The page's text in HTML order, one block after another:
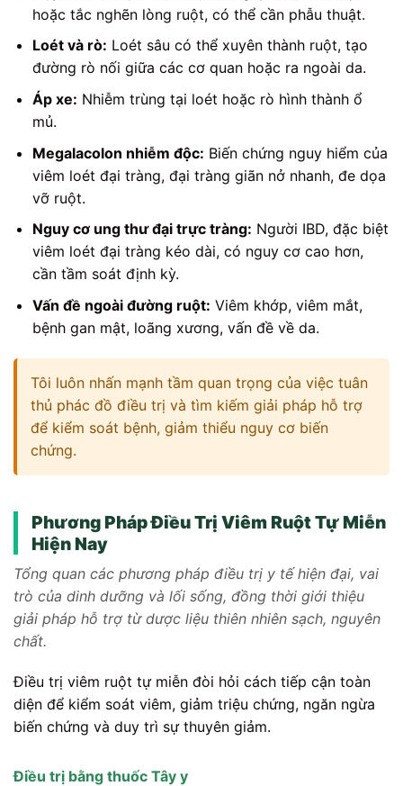
hoặc tắc nghẽn lòng ruột, có thể cần phẫu thuật.
Loét và rò: Loét sâu có thể xuyên thành ruột, tạo
đường rò nối giữa các cơ quan hoặc ra ngoài da.
Áp xe: Nhiễm trùng tại loét hoặc rò hình thành ổ
mủ.
Megalacolon nhiễm độc: Biến chứng nguy hiểm của
viêm loét đại tràng, đại tràng giãn nở nhanh, đe dọa
vỡ ruột.
Nguy cơ ung thư đại trực tràng: Người IBD, đặc biệt
viêm loét đại tràng kéo dài, có nguy cơ cao hơn,
cần tầm soát định kỳ.
Vấn đề ngoài đường ruột: Viêm khớp, viêm mắt,
bệnh gan mật, loãng xương, vấn đề về da.
Tôi luôn nhấn mạnh tầm quan trọng của việc tuân
thủ phác đồ điều trị và tìm kiếm giải pháp hỗ trợ
để kiểm soát bệnh, giảm thiểu nguy cơ biến
chứng.
Phương Pháp Điều Trị Viêm Ruột Tự Miễn
Hiện Nay
Tổng quan các phương pháp điều trị y tế hiện đại, vai
trò của dinh dưỡng và lối sống, đồng thời giới thiệu
giải pháp hỗ trợ từ dược liệu thiên nhiên sạch, nguyên
chất.
Điều trị viêm ruột tự miễn đòi hỏi cách tiếp cận toàn
diện để kiểm soát viêm, giảm triệu chứng, ngăn ngừa
biến chứng và duy trì sự thuyên giảm.
Điều trị bằng thuốc Tây y